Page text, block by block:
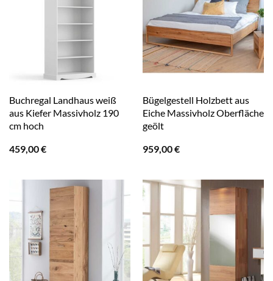
Buchregal Landhaus weiß
aus Kiefer Massivholz 190
cm hoch
459,00€
Bügelgestell Holzbett aus
Eiche Massivholz Oberfläche
geölt
959,00€